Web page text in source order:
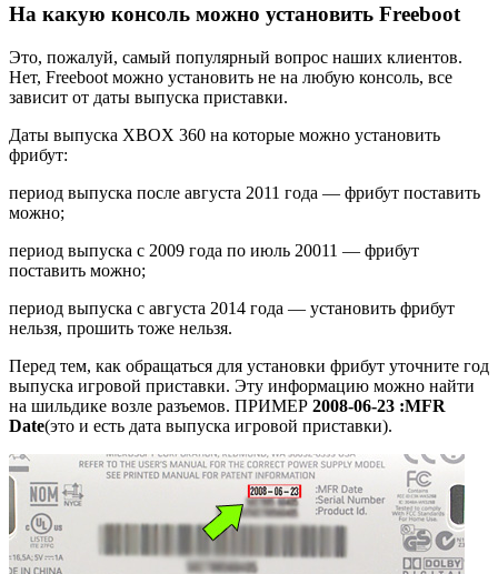
На какую консоль можно установить Freeboot
Это, пожалуй, самый популярный вопрос наших клиентов.
Нет, Freeboot можно установить не на любую консоль, все
зависит от даты выпуска приставки.
Даты выпуска ХBOX 360 на которые можно установить
фрибут:
период выпуска после августа 2011 года — фрибут поставить
можно;
период выпуска с 2009 года по июль 20011 — фрибут
поставить можно;
период выпуска с августа 2014 года — установить фрибут
нельзя, прошить тоже нельзя.
Перед тем, как обращаться для установки фрибут уточните год
выпуска игровой приставки. Эту информацию можно найти
на шильдике возле разъемов. ПРИМЕР 2008-06-23 :MFR
Date(это и есть дата выпуска игровой приставки).